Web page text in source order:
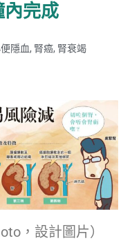
內完成
隱血, 腎癌, 腎衰竭
，設計圖片）